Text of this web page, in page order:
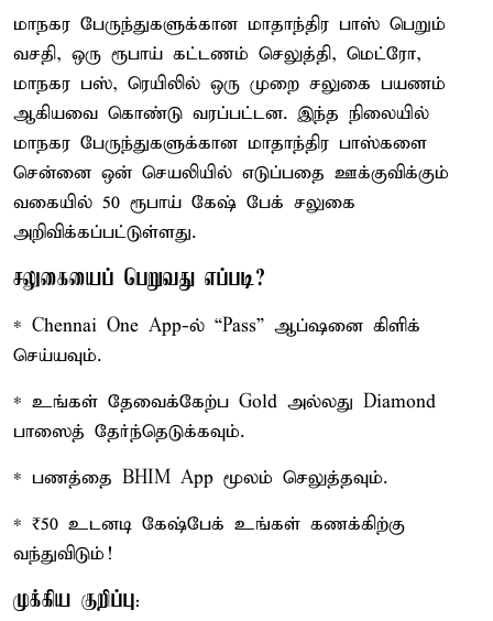
மாநகர பேருந்​துகளுக்​கான மாதாந்​திர பாஸ் பெறும்
வசதி, ஒரு ரூபாய் கட்​ட​ணம் செலுத்​தி, மெட்​ரோ,
மாநகர பஸ், ரெயி​லில் ஒரு முறை சலுகை பயணம்
ஆகியவை கொண்டு வரப்​பட்​டன. இந்த நிலையில்
மாநகர பேருந்துகளுக்கான மாதாந்திர பாஸ்களை
சென்னை ஒன் செயலியில் எடுப்பதை ஊக்குவிக்கும்
வகையில் 50 ரூபாய் கேஷ் பேக் சலுகை
அறிவிக்கப்பட்டுள்ளது.
சலுகையைப் பெறுவது எப்படி?
* Chennai One App-ல் “Pass” ஆப்ஷனை கிளிக்
செய்யவும்.
* உங்கள் தேவைக்கேற்ப Gold அல்லது Diamond
பாஸைத் தேர்ந்தெடுக்கவும்.
* பணத்தை BHIM App மூலம் செலுத்தவும்.
* ₹50 உடனடி கேஷ்பேக் உங்கள் கணக்கிற்கு
வந்துவிடும்!
முக்கிய குறிப்பு: